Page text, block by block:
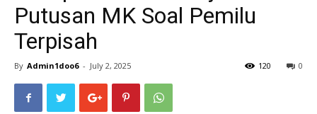
Putusan MK Soal Pemilu
Terpisah
By Admin1doo6 - July 2, 2025 0
120